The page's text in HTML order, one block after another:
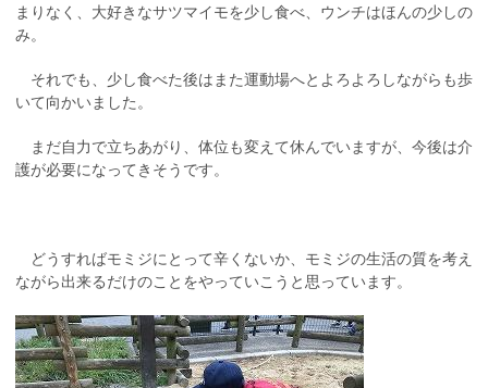
まりなく、大好きなサツマイモを少し食べ、ウンチはほんの少しの
み。
それでも、少し食べた後はまた運動場へとよろよろしながらも歩
いて向かいました。
まだ自力で立ちあがり、体位も変えて休んでいますが、今後は介
護が必要になってきそうです。
どうすればモミジにとって辛くないか、モミジの生活の質を考え
ながら出来るだけのことをやっていこうと思っています。